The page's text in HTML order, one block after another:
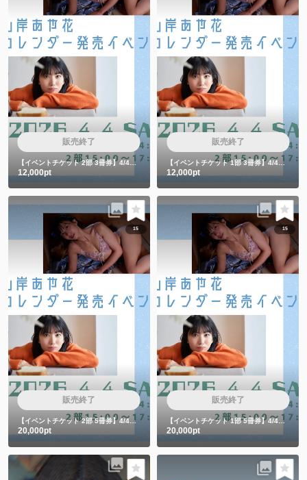
販売終了
【イベントチケット 2部 3冊券】4/4カレンダー発売イベント3冊券
12,000pt
販売終了
【イベントチケット 1部 3冊券】4/4カレンダー発売イベント3冊券
12,000pt
15
販売終了
【イベントチケット 2部 5冊券】4/4カレンダー発売イベント5冊券
20,000pt
15
販売終了
【イベントチケット 1部 5冊券】4/4カレンダー発売イベント5冊券
20,000pt